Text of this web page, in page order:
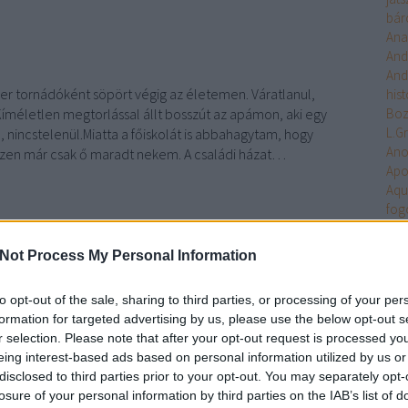
Process My Personal Information
opt-out of the sale, sharing to third parties, or processing of your
for targeted advertising by us, please use the below opt-out
selection. Please note that after your opt-out request is processed
interest-based ads based on personal information utilized by us
to third parties prior to your opt-out. You may separately
of your personal information by third parties on the IAB’s list of
tornádóként söpört végig az életemen. Váratlanul,
megtorlással állt bosszút az apámon, aki egy
nincstelenül.Miatta a főiskolát is abbahagytam, hogy
már csak ő maradt nekem. A családi házat…
TOVÁBB
Szólj hozzá!
erotikus romantikus Spoiler Warren Tericum Endgame